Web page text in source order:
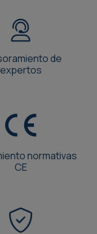
de
expertos
normativas
CE